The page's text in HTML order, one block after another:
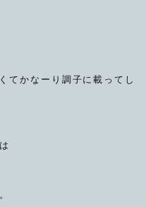
てかなーり調子に載ってし